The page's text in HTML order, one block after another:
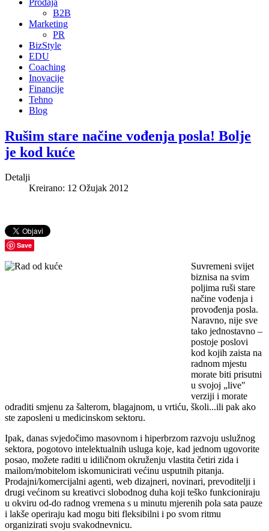
B2B
Marketing
PR
BizStyle
EDU
Coaching
Inovacije
Financije
Tehno
Blog
Rušim stare načine vođenja posla! Bolje
je kod kuće
Detalji
Kreirano: 12 Ožujak 2012
Save
Suvremeni svijet
biznisa na svim
poljima ruši stare
načine vođenja i
provođenja posla.
Naravno, nije sve
tako jednostavno –
postoje poslovi
kod kojih zaista na
radnom mjestu
morate biti prisutni
u svojoj „live"
verziji i morate
odraditi smjenu za šalterom, blagajnom, u vrtiću, školi...ili pak ako
ste zaposleni u medicinskom sektoru.
Ipak, danas svjedočimo masovnom i hiperbrzom razvoju uslužnog
sektora, pogotovo intelektualnih usluga koje, kad jednom ugovorite
posao, možete raditi u idiličnom okruženju vlastita četiri zida i
mailom/mobitelom iskomunicirati većinu usputnih pitanja.
Prodajni/komercijalni agenti, web dizajneri, novinari, prevoditelji i
drugi većinom su kreativci slobodnog duha koji teško funkcioniraju
u okviru od-do radnog vremena s u minutu mjerenih pola sata pauze
i lakše operiraju kad mogu biti fleksibilni i po svom ritmu
organizirati svoju svakodnevnicu.